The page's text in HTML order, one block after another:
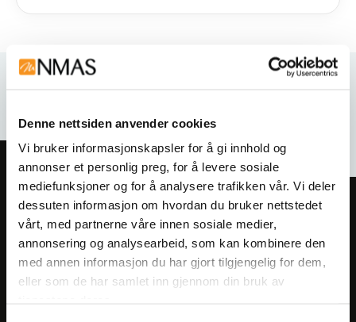
Denne nettsiden anvender cookies
Vi bruker informasjonskapsler for å gi innhold og
annonser et personlig preg, for å levere sosiale
mediefunksjoner og for å analysere trafikken vår. Vi deler
dessuten informasjon om hvordan du bruker nettstedet
vårt, med partnerne våre innen sosiale medier,
annonsering og analysearbeid, som kan kombinere den
med annen informasjon du har gjort tilgjengelig for dem,
eller som de har samlet inn gjennom din bruk av
Meld deg på vårt nyhetsbrev!
Få informasjon om produkter,
arrangementer og kampanjer.